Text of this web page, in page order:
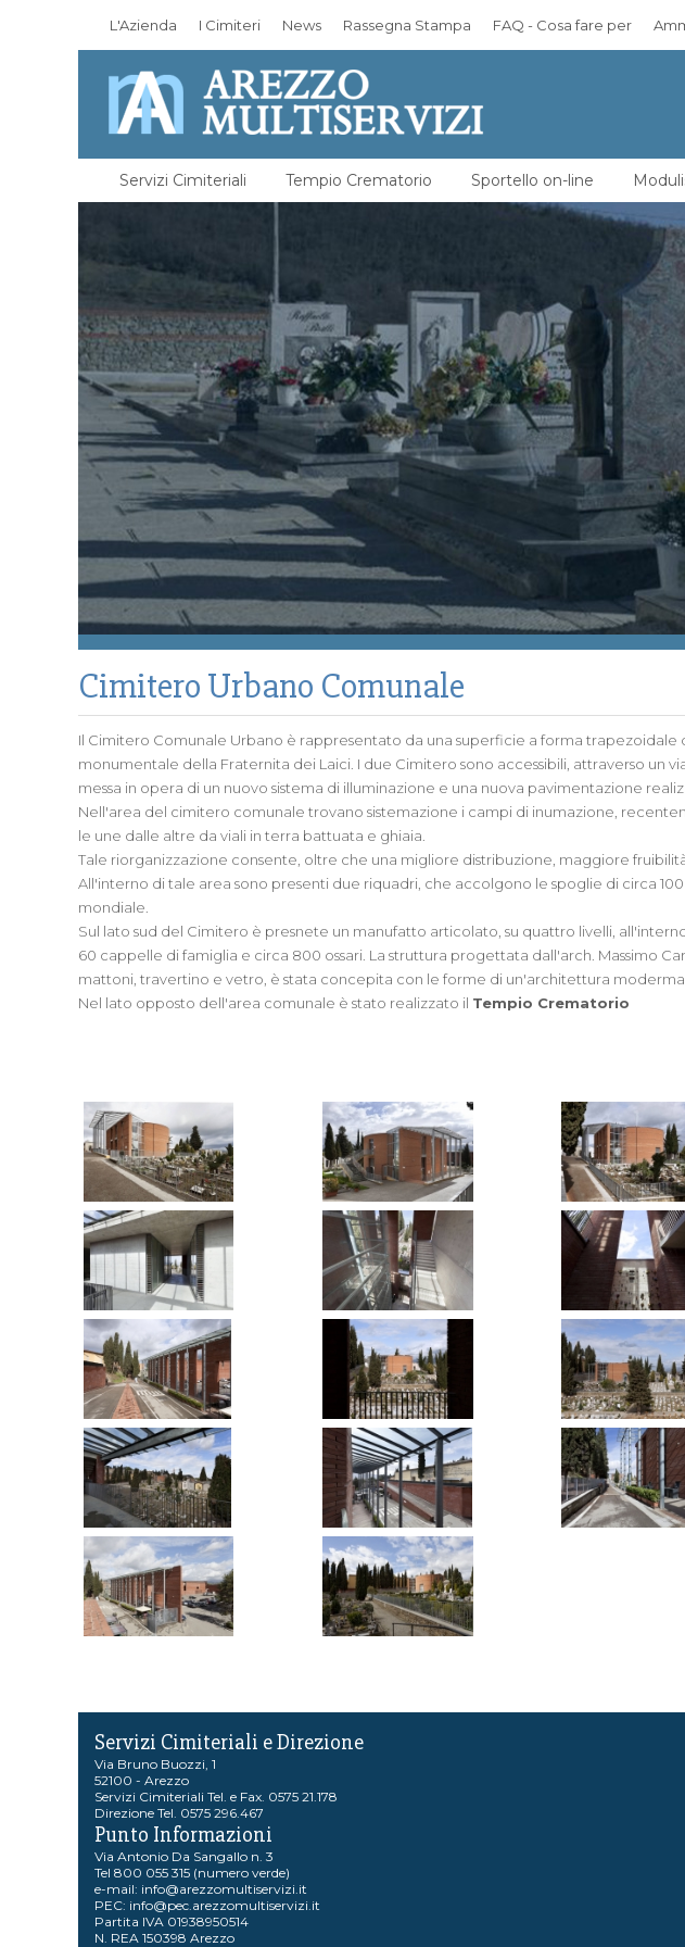
L'Azienda I Cimiteri News Rassegna Stampa FAQ - Cosa fare per
Servizi Cimiteriali Tempio Crematorio Sportello on-line
Cimitero Urbano Comunale
Il Cimitero Comunale Urbano è rappresentato da una superficie a forma
monumentale della Fraternita dei Laici. I due Cimitero sono accessibili, attraverso un
messa in opera di un nuovo sistema di illuminazione e una nuova pavimentazione
Nell'area del cimitero comunale trovano sistemazione i campi di inumazione,
le une dalle altre da viali in terra battuata e ghiaia.
Tale riorganizzazione consente, oltre che una migliore distribuzione, maggiore
All'interno di tale area sono presenti due riquadri, che accolgono le spoglie di circa
mondiale.
Sul lato sud del Cimitero è presnete un manufatto articolato, su quattro livelli,
60 cappelle di famiglia e circa 800 ossari. La struttura progettata dall'arch. Massimo
mattoni, travertino e vetro, è stata concepita con le forme di un'architettura moderma
Nel lato opposto dell'area comunale è stato realizzato il Tempio Crematorio
Servizi Cimiteriali e Direzione
Via Bruno Buozzi, 1
52100 - Arezzo
Servizi Cimiteriali Tel. e Fax. 0575 21.178
Direzione Tel. 0575 296.467
Punto Informazioni
Via Antonio Da Sangallo n. 3
Tel 800 055 315 (numero verde)
e-mail: info@arezzomultiservizi.it
PEC: info@pec.arezzomultiservizi.it
Partita IVA 01938950514
N. REA 150398 Arezzo